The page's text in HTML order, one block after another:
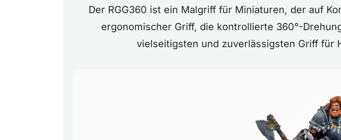
Der RGG360 ist ein Malgriff für Miniaturen, der auf
ergonomischer Griff, die kontrollierte 360°-
vielseitigsten und zuverlässigsten Griff für